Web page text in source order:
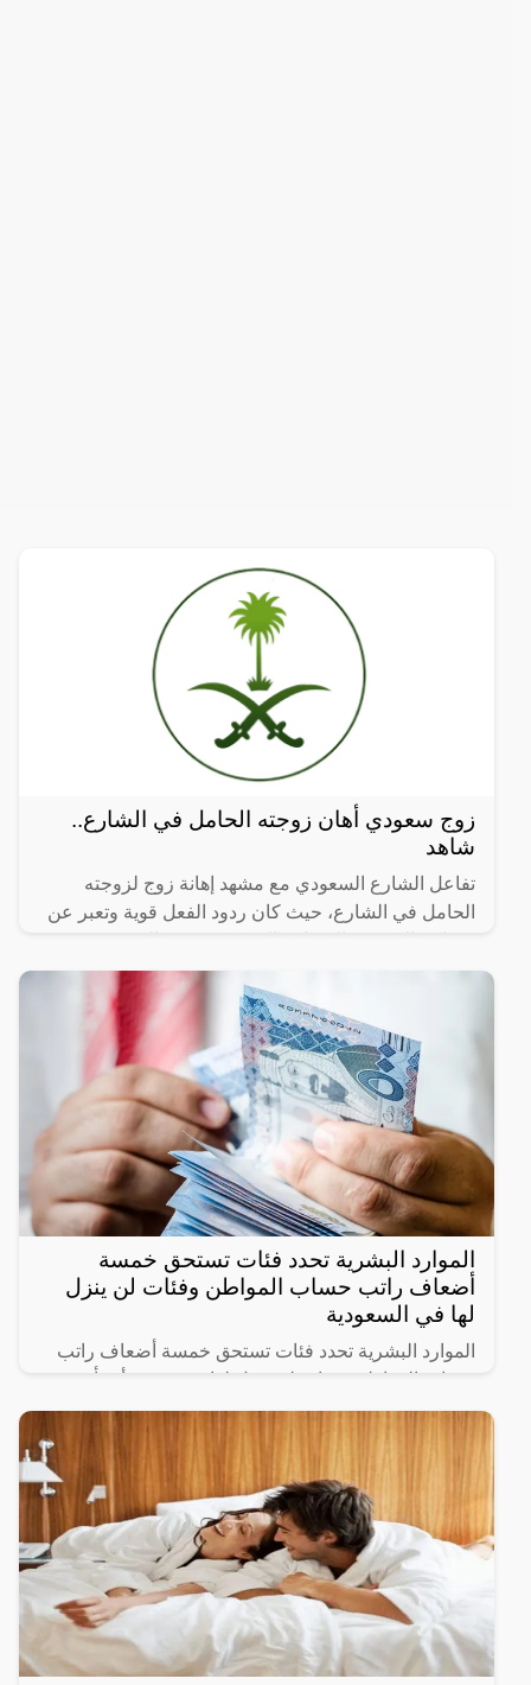
زوج سعودي أهان زوجته الحامل في الشارع..
شاهد
تفاعل الشارع السعودي مع مشهد إهانة زوج لزوجته
الحامل في الشارع، حيث كان ردود الفعل قوية وتعبر عن
السعودي
الموارد البشرية تحدد فئات تستحق خمسة
أضعاف راتب حساب المواطن وفئات لن ينزل
لها في السعودية
الموارد البشرية تحدد فئات تستحق خمسة أضعاف راتب
حساب المواطن وفئات لن ينزل لها دعم حيث أنشأت
الحكومة السعودية برنامج حساب المواطن لحماية الأسر
السعودية من